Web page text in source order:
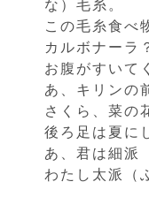
な）毛糸。
この毛糸食べ
カルボナーラ
お腹がすいて
あ、キリンの
さくら、菜の
後ろ足は夏に
あ、君は細派
わたし太派（